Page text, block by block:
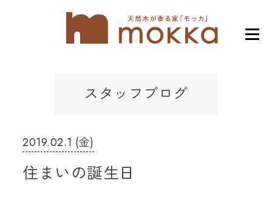
スタッフブログ
2019.02.1 (金)
住まいの誕生日